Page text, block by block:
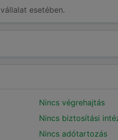
esetében.
Nincs végrehajtás
Nincs biztosítási
Nincs adótartozás